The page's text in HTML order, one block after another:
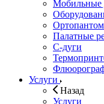
Мобильные
Палатные
С-дуги
Услуги
Назад
Услуги